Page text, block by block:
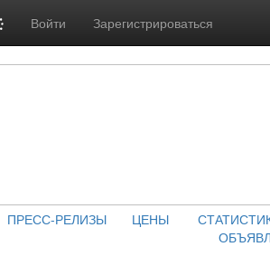
Войти Зарегистрироваться
ПРЕСС-РЕЛИЗЫ ЦЕНЫ